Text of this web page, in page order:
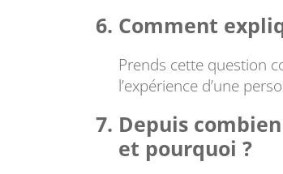
Comment
Prends cette question
l’expérience d’une
Depuis
et pourquoi ?